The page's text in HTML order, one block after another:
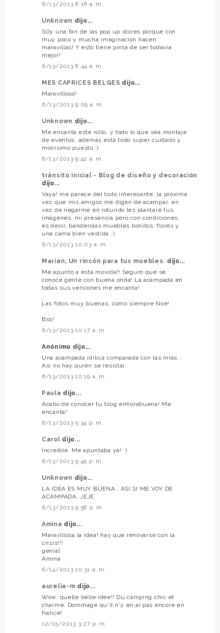
6/13/2013 8:16 a. m.
Unknown dijo...
SOy una fan de las pop up stores porque con
muy poco y mucha imaginación hacen
maravillas! Y esto tiene pinta de ser todavía
mejor!
6/13/2013 8:44 a. m.
MES CAPRICES BELGES dijo...
Maravilloso!
6/13/2013 9:09 a. m.
Unknown dijo...
Me encanta este rollo, y todo lo que sea montaje
de eventos, además está todo super cuidado y
monísimo puesto :)
6/13/2013 9:42 a. m.
tránsito inicial - Blog de diseño y decoración
dijo...
Vaya! me parece del todo interesante, la próxima
vez que mis amigos me digan de acampar, en
vez de negarme en rotundo les plantaré tus
imágenes, mi presencia pero con condiciones,
es decir, banderolas muebles bonitos, flores y
una cama bien vestida ;)
6/13/2013 10:03 a. m.
Marian, Un rincón para tus muebles. dijo...
Me apunto a esta movida!! Seguro que se
conoce gente con buena onda! La acampada en
todas sus versiones me encanta!
Las fotos muy buenas, como siempre Noe!
Bss!
6/13/2013 10:17 a. m.
Anónimo dijo...
Una acampada idílica comparada con las mías...
Así no hay quién se resista¡
6/13/2013 10:19 a. m.
Paula dijo...
Acabo de conocer tu blog enhorabuena! Me
encanta!
6/13/2013 5:34 p. m.
Carol dijo...
Increíble. Me apuntaba ya! :)
6/13/2013 5:45 p. m.
Unknown dijo...
LA IDEA ES MUY BUENA , ASI SI ME VOY DE
ACAMPADA, JEJE
6/13/2013 9:58 p. m.
Amina dijo...
Maravillosa la idea! hay que renovarse con la
crisis!!!
genial
Amina
6/14/2013 10:31 a. m.
aurelia-m dijo...
Wow, quelle belle idée!! Du camping chic et
charme. Dommage qu'il n'y en ai pas encore en
france!
12/15/2013 3:27 p. m.